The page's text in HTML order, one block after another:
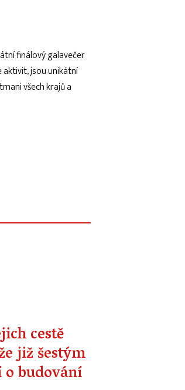
finálový galavečer
aktivit, jsou unikátní
všech krajů a
cestě
již šestým
budování